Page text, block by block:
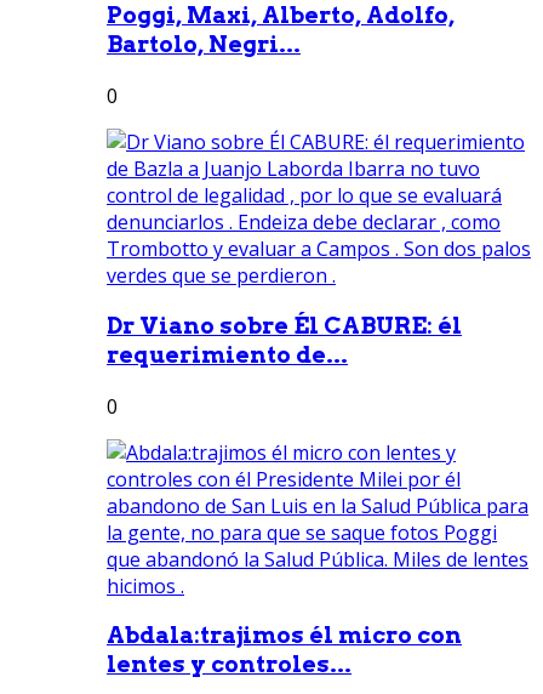
Poggi, Maxi, Alberto, Adolfo,
Bartolo, Negri...
0
Dr Viano sobre Él CABURE: él
requerimiento de...
0
Abdala:trajimos él micro con
lentes y controles...